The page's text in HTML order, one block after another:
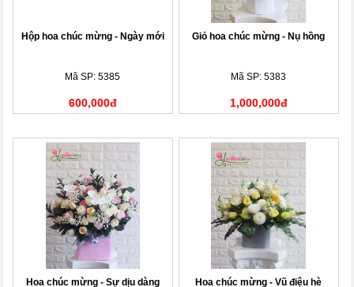
Hộp hoa chúc mừng - Ngày mới
Mã SP: 5385
600,000đ
Giỏ hoa chúc mừng - Nụ hồng
Mã SP: 5383
1,000,000đ
Hoa chúc mừng - Sự dịu dàng Hoa chúc mừng - Vũ điệu hè